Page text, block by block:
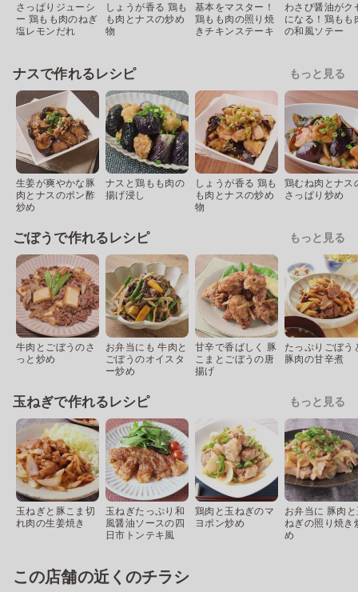
さっぱりジューシ
ー 鶏もも肉のねぎ
塩レモンだれ
しょうが香る 鶏も
も肉とナスの炒め
物
基本をマスター！
鶏もも肉の照り焼
きチキンステーキ
わさび醤油がク
になる！鶏もも
の和風ソテー
ナスで作れるレシピ もっと見る
生姜が爽やかな豚
肉とナスのポン酢
炒め
ナスと鶏もも肉の
揚げ浸し
しょうが香る 鶏も
も肉とナスの炒め
物
鶏むね肉とナス
さっぱり炒め
ごぼうで作れるレシピ もっと見る
牛肉とごぼうのさ
っと炒め
お弁当にも 牛肉と
ごぼうのオイスタ
ー炒め
甘辛で香ばしく 豚
こまとごぼうの唐
揚げ
たっぷりごぼう
豚肉の甘辛煮
玉ねぎで作れるレシピ もっと見る
玉ねぎと豚こま切
れ肉の生姜焼き
玉ねぎたっぷり和
風醤油ソースの四
日市トンテキ風
鶏肉と玉ねぎのマ
ヨポン炒め
お弁当に 豚肉
ねぎの照り焼き
め
この店舗の近くのチラシ